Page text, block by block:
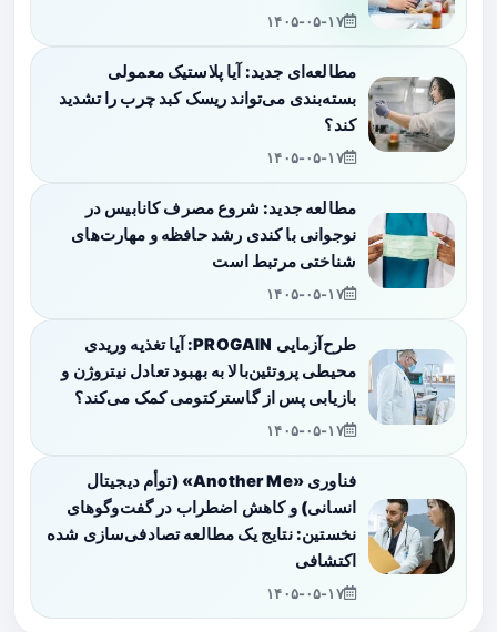
۱۴۰۵-۰۵-۱۷
مطالعه‌ای جدید: آیا پلاستیک معمولی
بسته‌بندی می‌تواند ریسک کبد چرب را تشدید
کند؟
۱۴۰۵-۰۵-۱۷
مطالعه جدید: شروع مصرف کانابیس در
نوجوانی با کندی رشد حافظه و مهارت‌های
شناختی مرتبط است
۱۴۰۵-۰۵-۱۷
طرح‌آزمایی PROGAIN: آیا تغذیه وریدی
محیطی پروتئین‌بالا به بهبود تعادل نیتروژن و
بازیابی پس از گاسترکتومی کمک می‌کند؟
۱۴۰۵-۰۵-۱۷
فناوری «Another Me» (توأم دیجیتال
انسانی) و کاهش اضطراب در گفت‌وگوهای
نخستین: نتایج یک مطالعه تصادفی‌سازی شده
اکتشافی
۱۴۰۵-۰۵-۱۷